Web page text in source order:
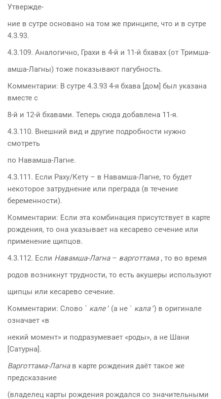
Утвержде-
ние в сутре основано на том же принципе, что и в сутре
4.3.93.
4.3.109. Аналогично, Грахи в 4-й и 11-й бхавах (от Тримша-
амша-Лагны) тоже показывают пагубность.
Комментарии: В сутре 4.3.93 4-я бхава [дом] был указана
вместе с
8-й и 12-й бхавами. Теперь сюда добавлена 11-я.
4.3.110. Внешний вид и другие подробности нужно
смотреть
по Навамша-Лагне.
4.3.111. Если Раху/Кету – в Навамша-Лагне, то будет
некоторое затруднение или преграда (в течение
беременности).
Комментарии: Если эта комбинация присутствует в карте
рождения, то она указывает на кесарево сечение или
применение щипцов.
4.3.112. Если Навамша-Лагна– варготтама, то во время
родов возникнут трудности, то есть акушеры используют
щипцы или кесарево сечение.
Комментарии: Слово ` кале’ (а не ` кала’) в оригинале
означает «в
некий момент» и подразумевает «роды», а не Шани
[Сатурна].
Варготтама-Лагнав карте рождения даёт такое же
предсказание
(владелец карты рождения рождался со значительными